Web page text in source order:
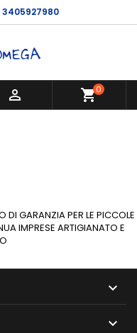
3405927980
 shopping_cart0
DI GARANZIA PER LE PICCOLE
IMPRESE ARTIGIANATO E

